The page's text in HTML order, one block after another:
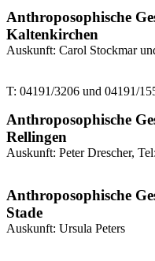
Anthroposophische
Kaltenkirchen
Auskunft: Carol Stockmar
T: 04191/3206 und 04191/
Anthroposophische
Rellingen
Auskunft: Peter Drescher,
Anthroposophische
Stade
Auskunft: Ursula Peters